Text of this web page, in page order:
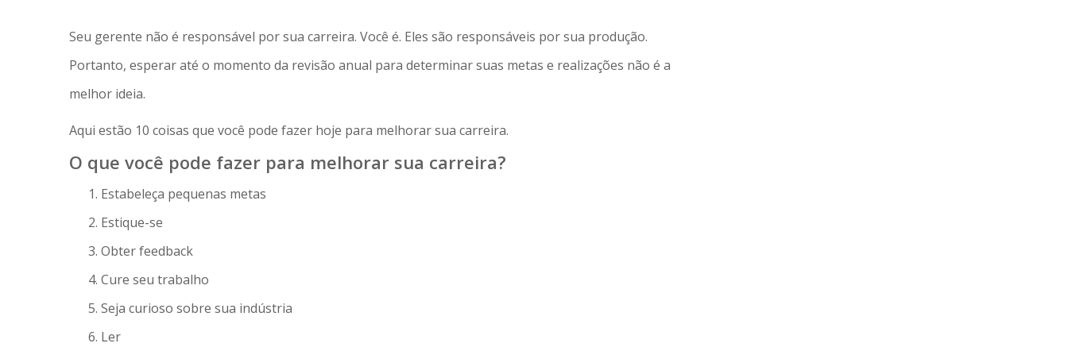
Seu gerente não é responsável por sua carreira. Você é. Eles são responsáveis ​​por sua produção.
Portanto, esperar até o momento da revisão anual para determinar suas metas e realizações não é a
melhor ideia.
Aqui estão 10 coisas que você pode fazer hoje para melhorar sua carreira.
O que você pode fazer para melhorar sua carreira?
Estabeleça pequenas metas
Estique-se
Obter feedback
Cure seu trabalho
Seja curioso sobre sua indústria
Ler